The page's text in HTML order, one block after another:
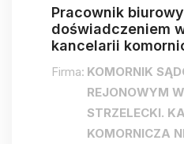
Pracownik
doświadczeniem
kancelarii
Firma: KOMORNIK
REJONOWYM
STRZELECKI.
KOMORNICZA